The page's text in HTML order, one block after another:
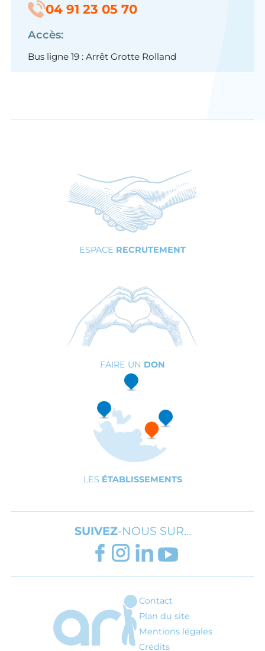
04 91 23 05 70
Accès:
Bus ligne 19 : Arrêt Grotte Rolland
ESPACE RECRUTEMENT
FAIRE UN DON
LES ÉTABLISSEMENTS
SUIVEZ-NOUS SUR…
FACEBOOK
INSTAGRAM
LINKEDIN
YOUTUBE
ARI - Association régionale pour
Contact
Plan du site
Mentions légales
Crédits